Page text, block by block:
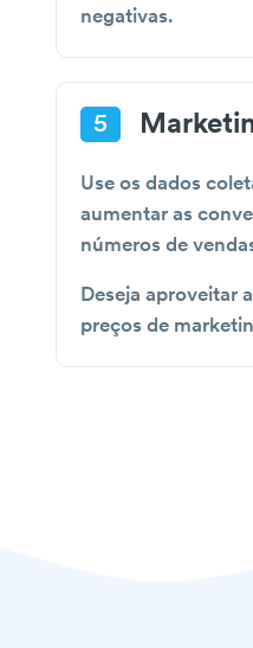
negativas.
5
Use os dados
aumentar as
números de
Deseja aproveitar
preços de